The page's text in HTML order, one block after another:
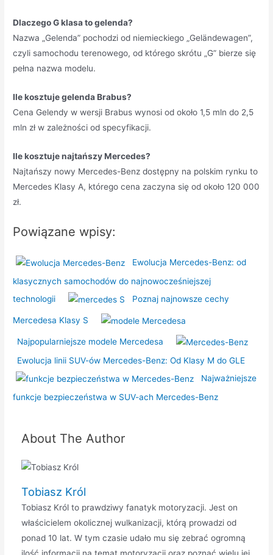
Dlaczego G klasa to gelenda?
Nazwa „Gelenda” pochodzi od niemieckiego „Geländewagen”,
czyli samochodu terenowego, od którego skrótu „G” bierze się
pełna nazwa modelu.
Ile kosztuje gelenda Brabus?
Cena Gelendy w wersji Brabus wynosi od około 1,5 mln do 2,5
mln zł w zależności od specyfikacji.
Ile kosztuje najtańszy Mercedes?
Najtańszy nowy Mercedes-Benz dostępny na polskim rynku to
Mercedes Klasy A, którego cena zaczyna się od około 120 000
zł.
Powiązane wpisy:
Ewolucja Mercedes-Benz: od
klasycznych samochodów do najnowocześniejszej
technologii
Poznaj najnowsze cechy
Mercedesa Klasy S
Najpopularniejsze modele Mercedesa
Ewolucja linii SUV-ów Mercedes-Benz: Od Klasy M do GLE
Najważniejsze
funkcje bezpieczeństwa w SUV-ach Mercedes-Benz
About The Author
Tobiasz Król
Tobiasz Król to prawdziwy fanatyk motoryzacji. Jest on
właścicielem okolicznej wulkanizacji, którą prowadzi od
ponad 10 lat. W tym czasie udało mu się zebrać ogromną
ilość informacji na temat motoryzacji oraz poznać wielu jej